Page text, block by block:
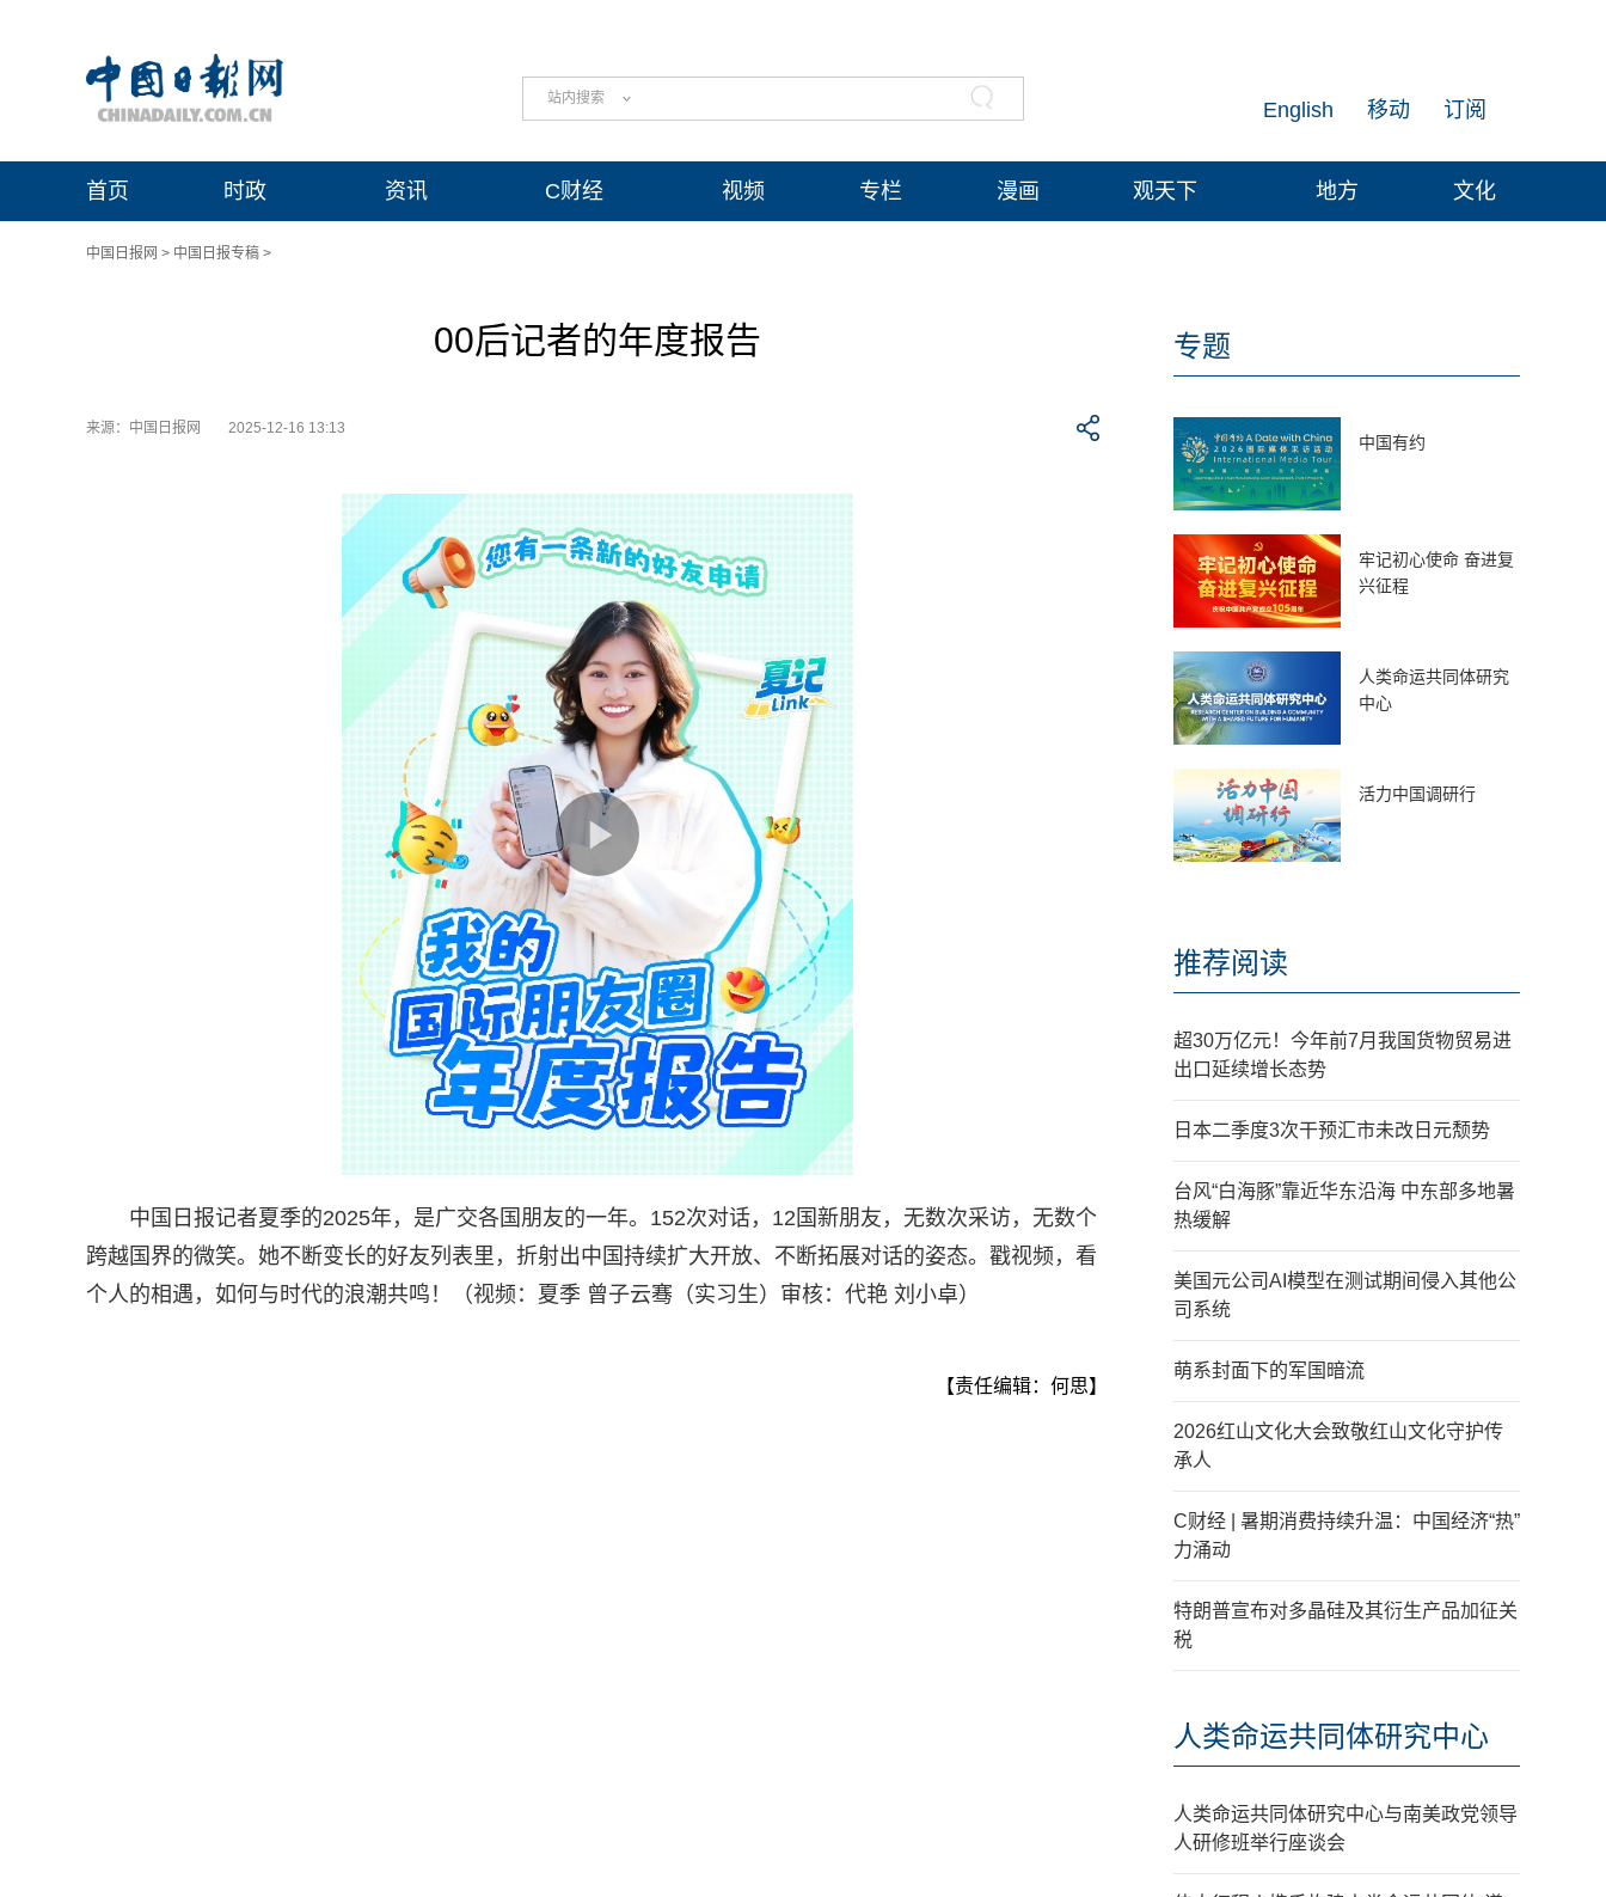
站内搜索 订阅
移动
English
首页 时政 资讯 C财经 视频 专栏 漫画 观天下 地方 文化
中国日报网 > 中国日报专稿 >
00后记者的年度报告
来源：中国日报网 2025-12-16 13:13
中国日报记者夏季的2025年，是广交各国朋友的一年。152次对话，12国新朋友，无数次采访，无数个
跨越国界的微笑。她不断变长的好友列表里，折射出中国持续扩大开放、不断拓展对话的姿态。戳视频，看
个人的相遇，如何与时代的浪潮共鸣！（视频：夏季 曾子云骞（实习生）审核：代艳 刘小卓）
【责任编辑：何思】
专题
中国有约
牢记初心使命 奋进复
兴征程
人类命运共同体研究
中心
活力中国调研行
推荐阅读
超30万亿元！今年前7月我国货物贸易进
出口延续增长态势
日本二季度3次干预汇市未改日元颓势
台风“白海豚”靠近华东沿海 中东部多地暑
热缓解
美国元公司AI模型在测试期间侵入其他公
司系统
萌系封面下的军国暗流
2026红山文化大会致敬红山文化守护传
承人
C财经 | 暑期消费持续升温：中国经济“热”
力涌动
特朗普宣布对多晶硅及其衍生产品加征关
税
人类命运共同体研究中心
人类命运共同体研究中心与南美政党领导
人研修班举行座谈会